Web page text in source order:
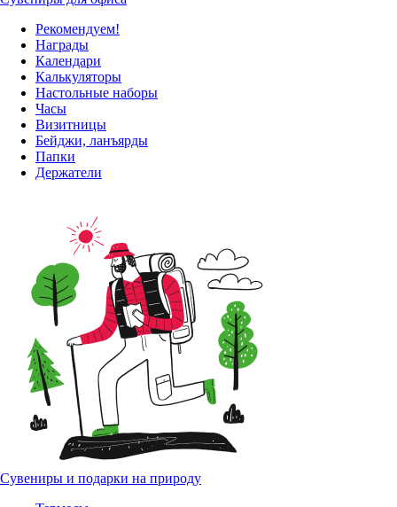
Рекомендуем!
Награды
Календари
Калькуляторы
Настольные наборы
Часы
Визитницы
Бейджи, ланъярды
Папки
Держатели
Сувениры и подарки на природу